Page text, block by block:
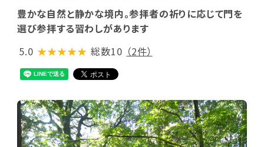
豊かな自然と静かな境内。参拝者の祈りに応じて門を
選び参拝する習わしがあります
5.0 ★★★★★ 総数10 （2件）